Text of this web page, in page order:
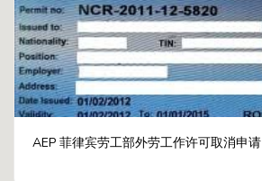
AEP 菲律宾劳工部外劳工作许可取消申请